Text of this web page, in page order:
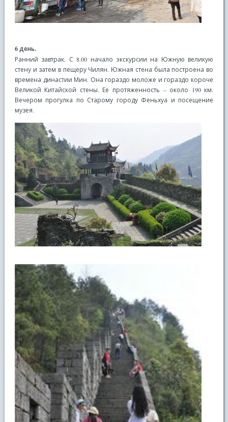
6 день.
Ранний завтрак. С 8.00 начало экскурсии на Южную великую
стену и затем в пещеру Чилян. Южная стена была построена во
времена династии Мин. Она гораздо моложе и гораздо короче
Великой Китайской стены. Ее протяженность – около 190 км.
Вечером прогулка по Старому городу Феньхуа и посещение
музея.